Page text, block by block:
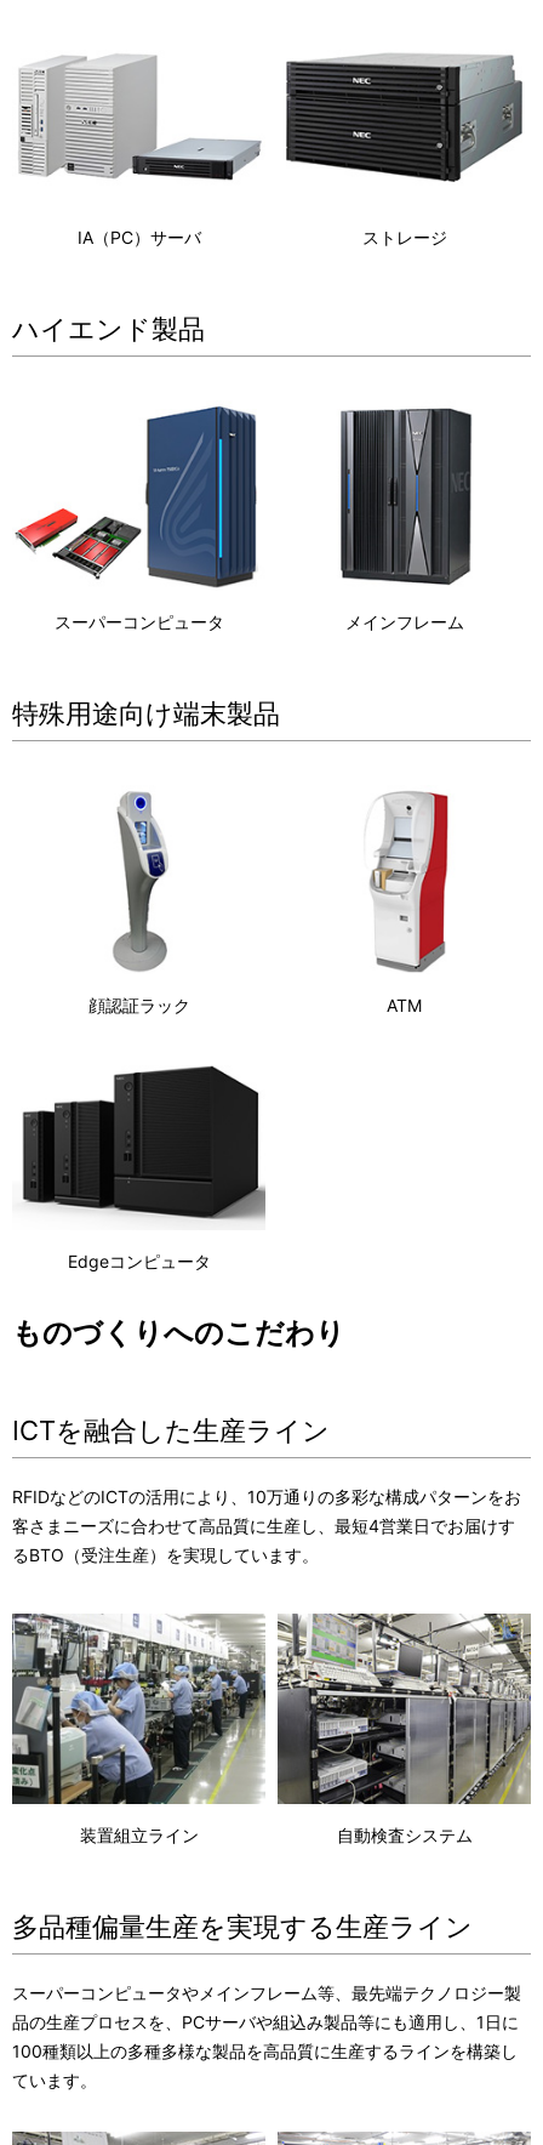
IA（PC）サーバ ストレージ
ハイエンド製品
スーパーコンピュータ メインフレーム
特殊用途向け端末製品
顔認証ラック ATM
Edgeコンピュータ
ものづくりへのこだわり
ICTを融合した生産ライン
RFIDなどのICTの活用により、10万通りの多彩な構成パターンをお
客さまニーズに合わせて高品質に生産し、最短4営業日でお届けす
るBTO（受注生産）を実現しています。
装置組立ライン 自動検査システム
多品種偏量生産を実現する生産ライン
スーパーコンピュータやメインフレーム等、最先端テクノロジー製
品の生産プロセスを、PCサーバや組込み製品等にも適用し、1日に
100種類以上の多種多様な製品を高品質に生産するラインを構築し
ています。